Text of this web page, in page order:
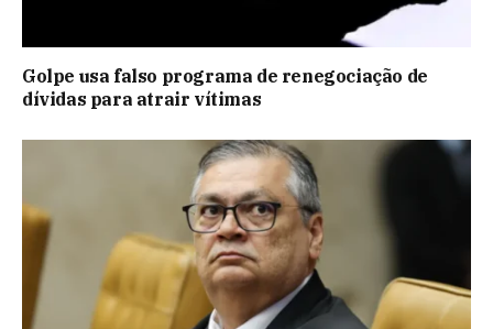
Golpe usa falso programa de renegociação de
dívidas para atrair vítimas